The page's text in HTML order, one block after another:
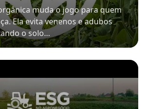
muda o jogo para quem
Ela evita venenos e adubos
o solo…